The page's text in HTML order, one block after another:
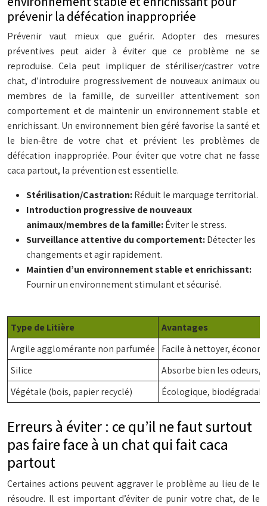
prévenir la défécation inappropriée
Prévenir vaut mieux que guérir. Adopter des mesures
préventives peut aider à éviter que ce problème ne se
reproduise. Cela peut impliquer de stériliser/castrer votre
chat, d’introduire progressivement de nouveaux animaux ou
membres de la famille, de surveiller attentivement son
comportement et de maintenir un environnement stable et
enrichissant. Un environnement bien géré favorise la santé et
le bien-être de votre chat et prévient les problèmes de
défécation inappropriée. Pour éviter que votre chat ne fasse
caca partout, la prévention est essentielle.
Stérilisation/Castration:Réduit le marquage territorial.
Introduction progressive de nouveaux
animaux/membres de la famille:Éviter le stress.
Surveillance attentive du comportement:Détecter les
changements et agir rapidement.
Maintien d’un environnement stable et enrichissant:
Fournir un environnement stimulant et sécurisé.
Type de Litière
Avantages
Argile agglomérante non parfumée
Facile à nettoyer,
Silice
Absorbe bien les odeurs,
Végétale (bois, papier recyclé)
Écologique,
Erreurs à éviter : ce qu’il ne faut surtout
pas faire face à un chat qui fait caca
partout
Certaines actions peuvent aggraver le problème au lieu de le
résoudre. Il est important d’éviter de punir votre chat, de le